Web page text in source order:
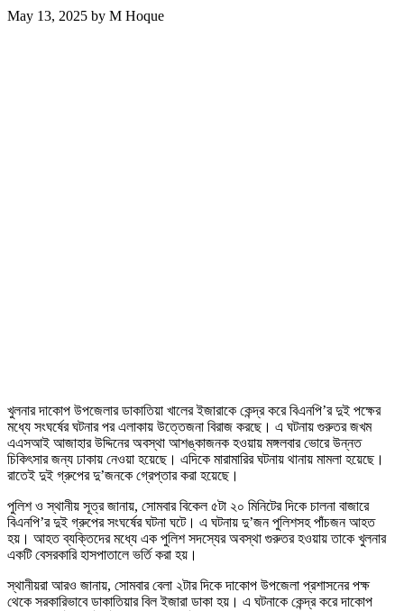
May 13, 2025 by M Hoque
খুলনার দাকোপ উপজেলার ডাকাতিয়া খালের ইজারাকে কেন্দ্র করে বিএনপি’র দুই পক্ষের
মধ্যে সংঘর্ষের ঘটনার পর এলাকায় উত্তেজনা বিরাজ করছে। এ ঘটনায় গুরুতর জখম
এএসআই আজাহার উদ্দিনের অবস্থা আশঙ্কাজনক হওয়ায় মঙ্গলবার ভোরে উন্নত
চিকিৎসার জন্য ঢাকায় নেওয়া হয়েছে। এদিকে মারামারির ঘটনায় থানায় মামলা হয়েছে।
রাতেই দুই গ্রুপের দু’জনকে গ্রেপ্তার করা হয়েছে।
পুলিশ ও স্থানীয় সূত্র জানায়, সোমবার বিকেল ৫টা ২০ মিনিটের দিকে চালনা বাজারে
বিএনপি’র দুই গ্রুপের সংঘর্ষের ঘটনা ঘটে। এ ঘটনায় দু’জন পুলিশসহ পাঁচজন আহত
হয়। আহত ব্যক্তিদের মধ্যে এক পুলিশ সদস্যের অবস্থা গুরুতর হওয়ায় তাকে খুলনার
একটি বেসরকারি হাসপাতালে ভর্তি করা হয়।
স্থানীয়রা আরও জানায়, সোমবার বেলা ২টার দিকে দাকোপ উপজেলা প্রশাসনের পক্ষ
থেকে সরকারিভাবে ডাকাতিয়ার বিল ইজারা ডাকা হয়। এ ঘটনাকে কেন্দ্র করে দাকোপ